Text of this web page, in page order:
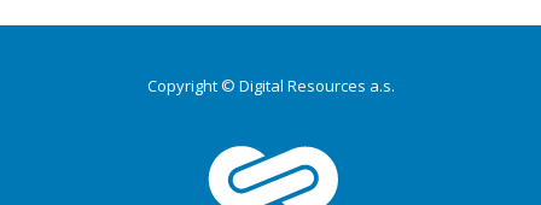
Copyright © Digital Resources a.s.